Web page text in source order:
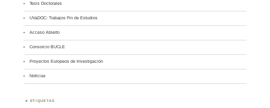
Tesis Doctorales
UVaDOC: Trabajos Fin de Estudios
Acceso Abierto
Consorcio BUCLE
Proyectos Europeos de Investigación
Noticias
ETIQUETAS